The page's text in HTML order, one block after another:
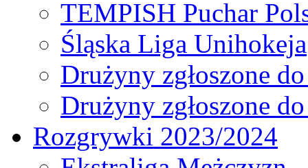
TEMPISH Puchar
Śląska Liga Unihokeja
Drużyny zgłoszone
Drużyny zgłoszone
Rozgrywki 2023/2024